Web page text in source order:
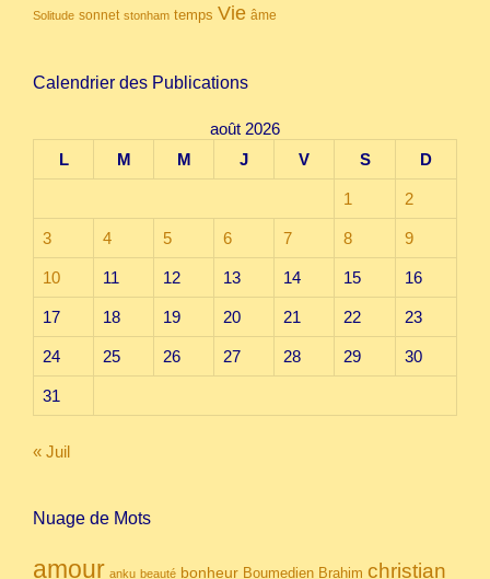
Solitude sonnet stonham temps Vie âme
Calendrier des Publications
août 2026
L
M M J V S D
1 2
3 4 5 6 7 8 9
10 11 12 13 14 15 16
17 18 19 20 21 22 23
24 25 26 27 28 29 30
31
« Juil
Nuage de Mots
amour anku beauté bonheur Boumedien Brahim christian